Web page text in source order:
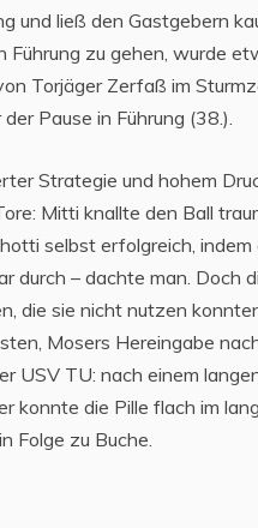
und ließ den Gastgebern
Führung zu gehen, wurde
Torjäger Zerfaß im
Pause in Führung (38.).
Strategie und hohem
Mitti knallte den Ball
selbst erfolgreich, indem
durch – dachte man. Doch
die sie nicht nutzen
Mosers Hereingabe
USV TU: nach einem
konnte die Pille flach im
Folge zu Buche.